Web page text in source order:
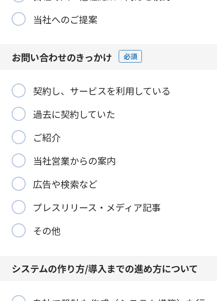
当社へのご提案
お問い合わせのきっかけ 必須
契約し、サービスを利用している
過去に契約していた
ご紹介
当社営業からの案内
広告や検索など
プレスリリース・メディア記事
その他
システムの作り方/導入までの進め方について